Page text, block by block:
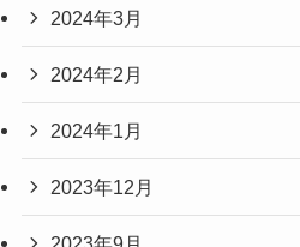
2024年3月
2024年2月
2024年1月
2023年12月